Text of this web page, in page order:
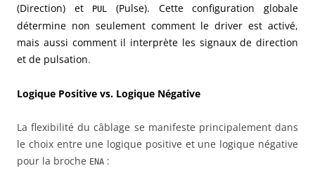
(Direction) et PUL
(Pulse). Cette configuration globale
détermine non seulement comment le driver est activé,
mais aussi comment il interprète les signaux de direction
et de pulsation.
Logique Positive vs. Logique Négative
La flexibilité du câblage se manifeste principalement dans
le choix entre une logique positive et une logique négative
pour la broche ENA :